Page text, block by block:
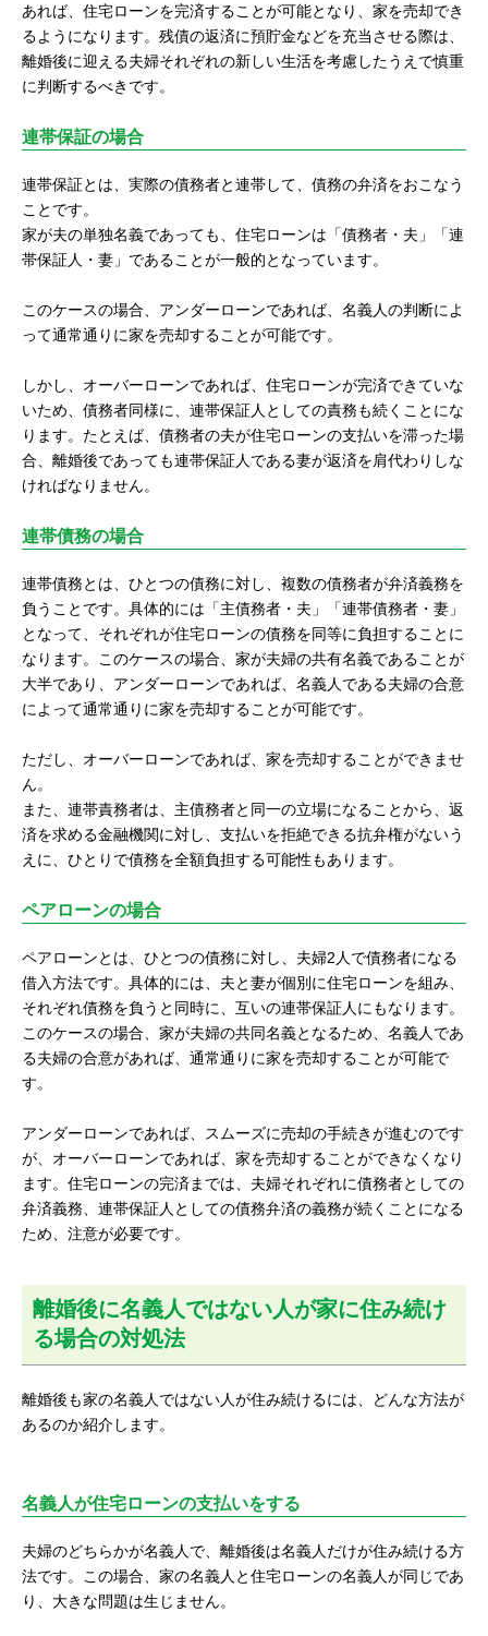
あれば、住宅ローンを完済することが可能となり、家を売却でき
るようになります。残債の返済に預貯金などを充当させる際は、
離婚後に迎える夫婦それぞれの新しい生活を考慮したうえで慎重
に判断するべきです。
連帯保証の場合
連帯保証とは、実際の債務者と連帯して、債務の弁済をおこなう
ことです。
家が夫の単独名義であっても、住宅ローンは「債務者・夫」「連
帯保証人・妻」であることが一般的となっています。
このケースの場合、アンダーローンであれば、名義人の判断によ
って通常通りに家を売却することが可能です。
しかし、オーバーローンであれば、住宅ローンが完済できていな
いため、債務者同様に、連帯保証人としての責務も続くことにな
ります。たとえば、債務者の夫が住宅ローンの支払いを滞った場
合、離婚後であっても連帯保証人である妻が返済を肩代わりしな
ければなりません。
連帯債務の場合
連帯債務とは、ひとつの債務に対し、複数の債務者が弁済義務を
負うことです。具体的には「主債務者・夫」「連帯債務者・妻」
となって、それぞれが住宅ローンの債務を同等に負担することに
なります。このケースの場合、家が夫婦の共有名義であることが
大半であり、アンダーローンであれば、名義人である夫婦の合意
によって通常通りに家を売却することが可能です。
ただし、オーバーローンであれば、家を売却することができませ
ん。
また、連帯責務者は、主債務者と同一の立場になることから、返
済を求める金融機関に対し、支払いを拒絶できる抗弁権がないう
えに、ひとりで債務を全額負担する可能性もあります。
ペアローンの場合
ペアローンとは、ひとつの債務に対し、夫婦2人で債務者になる
借入方法です。具体的には、夫と妻が個別に住宅ローンを組み、
それぞれ債務を負うと同時に、互いの連帯保証人にもなります。
このケースの場合、家が夫婦の共同名義となるため、名義人であ
る夫婦の合意があれば、通常通りに家を売却することが可能で
す。
アンダーローンであれば、スムーズに売却の手続きが進むのです
が、オーバーローンであれば、家を売却することができなくなり
ます。住宅ローンの完済までは、夫婦それぞれに債務者としての
弁済義務、連帯保証人としての債務弁済の義務が続くことになる
ため、注意が必要です。
離婚後に名義人ではない人が家に住み続け
る場合の対処法
離婚後も家の名義人ではない人が住み続けるには、どんな方法が
あるのか紹介します。
名義人が住宅ローンの支払いをする
夫婦のどちらかが名義人で、離婚後は名義人だけが住み続ける方
法です。この場合、家の名義人と住宅ローンの名義人が同じであ
り、大きな問題は生じません。